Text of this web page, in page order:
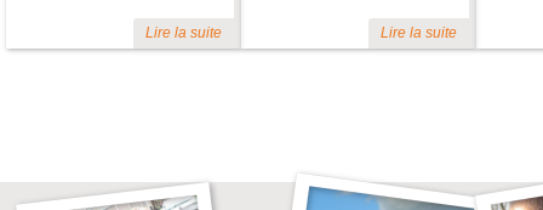
Lire la suite Lire la suite